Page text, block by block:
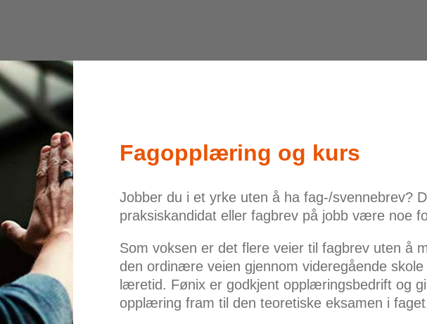
Fagopplæring og kurs
Jobber du i et yrke uten å ha fag-/svennebrev?
praksiskandidat eller fagbrev på jobb være noe
Som voksen er det flere veier til fagbrev uten å
den ordinære veien gjennom videregående skole
læretid. Fønix er godkjent opplæringsbedrift og
opplæring fram til den teoretiske eksamen i